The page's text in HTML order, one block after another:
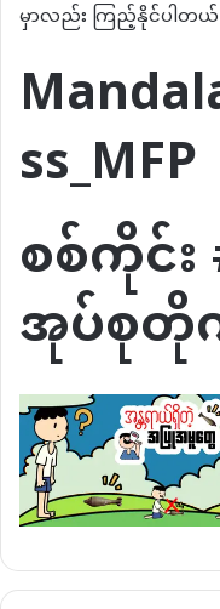
မှာလည်း ကြည့်နိုင်ပါတယ်
ss_MFP
စစ်ကိုင်း
အုပ်စုတို